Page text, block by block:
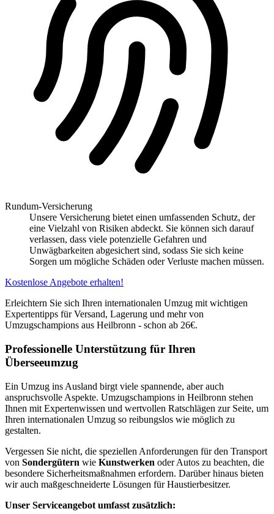
Rundum-Versicherung
Unsere Versicherung bietet einen umfassenden Schutz, der
eine Vielzahl von Risiken abdeckt. Sie können sich darauf
verlassen, dass viele potenzielle Gefahren und
Unwägbarkeiten abgesichert sind, sodass Sie sich keine
Sorgen um mögliche Schäden oder Verluste machen müssen.
Kostenlose Angebote erhalten!
Erleichtern Sie sich Ihren internationalen Umzug mit wichtigen
Expertentipps für Versand, Lagerung und mehr von
Umzugschampions aus Heilbronn - schon ab 26€.
Professionelle Unterstützung für Ihren
Überseeumzug
Ein Umzug ins Ausland birgt viele spannende, aber auch
anspruchsvolle Aspekte. Umzugschampions in Heilbronn stehen
Ihnen mit Expertenwissen und wertvollen Ratschlägen zur Seite, um
Ihren internationalen Umzug so reibungslos wie möglich zu
gestalten.
Vergessen Sie nicht, die speziellen Anforderungen für den Transport
von Sondergütern wie Kunstwerken oder Autos zu beachten, die
besondere Sicherheitsmaßnahmen erfordern. Darüber hinaus bieten
wir auch maßgeschneiderte Lösungen für Haustierbesitzer.
Unser Serviceangebot umfasst zusätzlich: